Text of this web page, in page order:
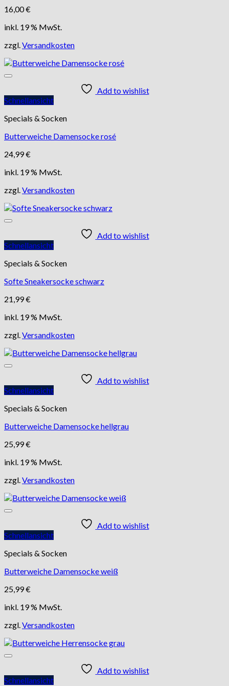
16,00€
inkl. 19 % MwSt.
zzgl.Versandkosten
Add to wishlist
Schnellansicht
Specials & Socken
Butterweiche Damensocke rosé
24,99€
inkl. 19 % MwSt.
zzgl.Versandkosten
Add to wishlist
Schnellansicht
Specials & Socken
Softe Sneakersocke schwarz
21,99€
inkl. 19 % MwSt.
zzgl.Versandkosten
Add to wishlist
Schnellansicht
Specials & Socken
Butterweiche Damensocke hellgrau
25,99€
inkl. 19 % MwSt.
zzgl.Versandkosten
Add to wishlist
Schnellansicht
Specials & Socken
Butterweiche Damensocke weiß
25,99€
inkl. 19 % MwSt.
zzgl.Versandkosten
Add to wishlist
Schnellansicht